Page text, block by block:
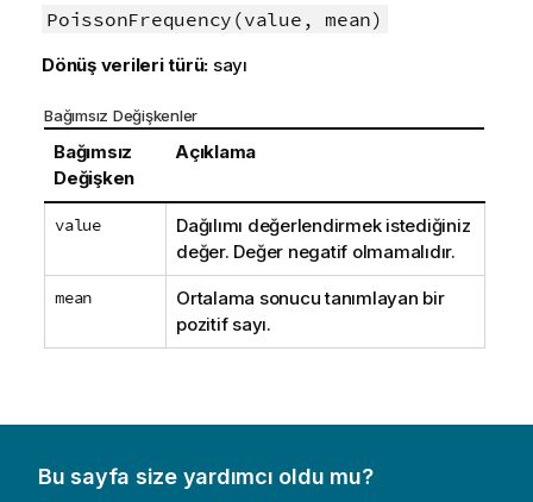
PoissonFrequency(value, mean)
Dönüş verileri türü: sayı
Bağımsız Değişkenler
Bağımsız
Değişken
Açıklama
value
Dağılımı değerlendirmek istediğiniz
değer. Değer negatif olmamalıdır.
mean
Ortalama sonucu tanımlayan bir
pozitif sayı.
Bu sayfa size yardımcı oldu mu?